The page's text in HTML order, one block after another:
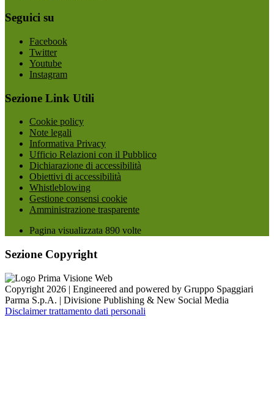
Seguici su
Facebook
Twitter
Youtube
Instagram
Sezione Link Utili
Cookie policy
Note legali
Informativa Privacy
Ufficio Relazioni con il Pubblico
Dichiarazione di accessibilità
Obiettivi di accessibilità
Whistleblowing
Gestione consensi cookie
Amministrazione trasparente
Pagina visualizzata 890 volte
Sezione Copyright
Copyright 2026 | Engineered and powered by Gruppo Spaggiari
Parma S.p.A. | Divisione Publishing & New Social Media
Disclaimer trattamento dati personali